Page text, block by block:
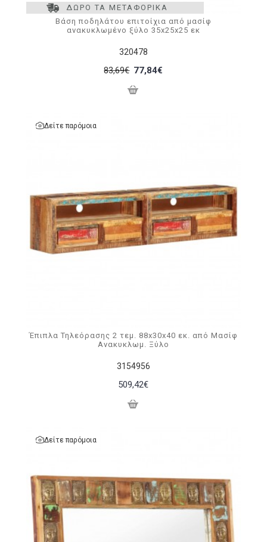
ΔΩΡΟ ΤΑ ΜΕΤΑΦΟΡΙΚΑ
320478
Βάση ποδηλάτου επιτοίχια από μασίφ
ανακυκλωμένο ξύλο 35x25x25 εκ
83,69€ 77,84€
Δείτε παρόμοια
3154956
Έπιπλα Τηλεόρασης 2 τεμ. 88x30x40 εκ. από Μασίφ
Ανακυκλωμ. Ξύλο
509,42€
Δείτε παρόμοια